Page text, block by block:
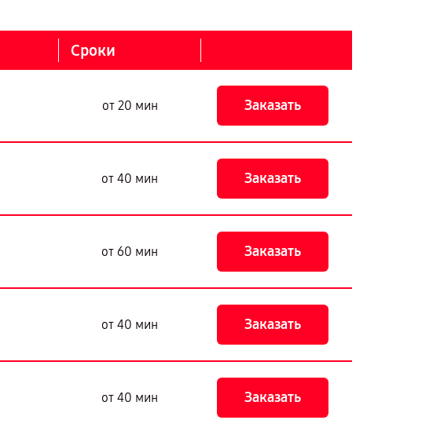
Сроки
от 20 мин Заказать
от 40 мин Заказать
от 60 мин Заказать
от 40 мин Заказать
от 40 мин Заказать